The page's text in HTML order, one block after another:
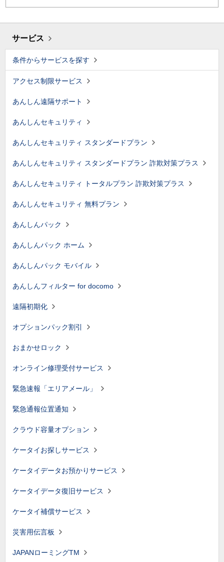
サービス
条件からサービスを探す
アクセス制限サービス
あんしん遠隔サポート
あんしんセキュリティ
あんしんセキュリティ スタンダードプラン
あんしんセキュリティ スタンダードプラン 詐欺対策プラス
あんしんセキュリティ トータルプラン 詐欺対策プラス
あんしんセキュリティ 無料プラン
あんしんパック
あんしんパック ホーム
あんしんパック モバイル
あんしんフィルター for docomo
遠隔初期化
オプションパック割引
おまかせロック
オンライン修理受付サービス
緊急速報「エリアメール」
緊急通報位置通知
クラウド容量オプション
ケータイお探しサービス
ケータイデータお預かりサービス
ケータイデータ復旧サービス
ケータイ補償サービス
災害用伝言板
JAPANローミングTM